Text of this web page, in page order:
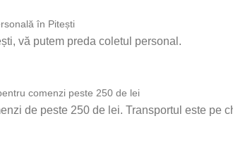
în Pitești
vă putem preda coletul personal.
comenzi peste 250 de lei
de peste 250 de lei. Transportul este pe